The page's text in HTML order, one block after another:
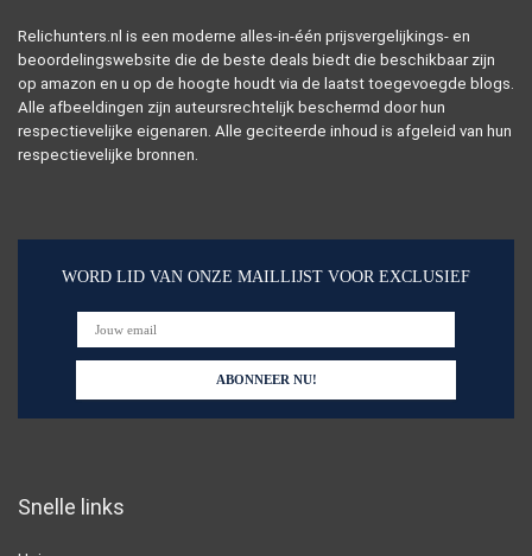
Relichunters.nl is een moderne alles-in-één prijsvergelijkings- en
beoordelingswebsite die de beste deals biedt die beschikbaar zijn
op amazon en u op de hoogte houdt via de laatst toegevoegde blogs.
Alle afbeeldingen zijn auteursrechtelijk beschermd door hun
respectievelijke eigenaren. Alle geciteerde inhoud is afgeleid van hun
respectievelijke bronnen.
WORD LID VAN ONZE MAILLIJST VOOR EXCLUSIEF
Snelle links